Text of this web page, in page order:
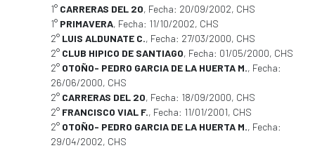
1° CARRERAS DEL 20, Fecha: 20/09/2002, CHS
1° PRIMAVERA, Fecha: 11/10/2002, CHS
2° LUIS ALDUNATE C., Fecha: 27/03/2000, CHS
2° CLUB HIPICO DE SANTIAGO, Fecha: 01/05/2000, CHS
2° OTOÑO- PEDRO GARCIA DE LA HUERTA M., Fecha:
26/06/2000, CHS
2° CARRERAS DEL 20, Fecha: 18/09/2000, CHS
2° FRANCISCO VIAL F., Fecha: 11/01/2001, CHS
2° OTOÑO- PEDRO GARCIA DE LA HUERTA M., Fecha:
29/04/2002, CHS